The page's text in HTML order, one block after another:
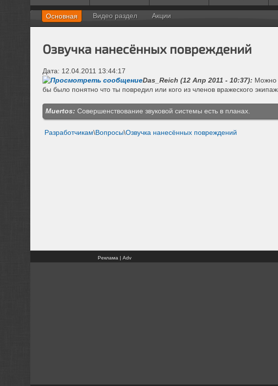
Основная Видео раздел Акции
Озвучка нанесённых повреждений
Дата: 12.04.2011 13:44:17
Das_Reich (12 Апр 2011 - 10:37): Можно
бы было понятно что ты повредил или кого из членов вражеского
Muertos: Совершенствование звуковой системы есть в планах.
Разработчикам\Вопросы\Озвучка нанесённых повреждений
Реклама | Adv